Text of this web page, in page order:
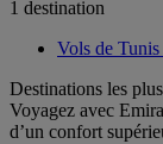
1 destination
Vols de
Destinations les
Voyagez avec
d’un confort